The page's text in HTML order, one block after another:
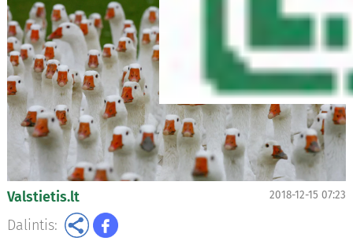
Valstietis.lt 2018-12-15 07:23
Dalintis: